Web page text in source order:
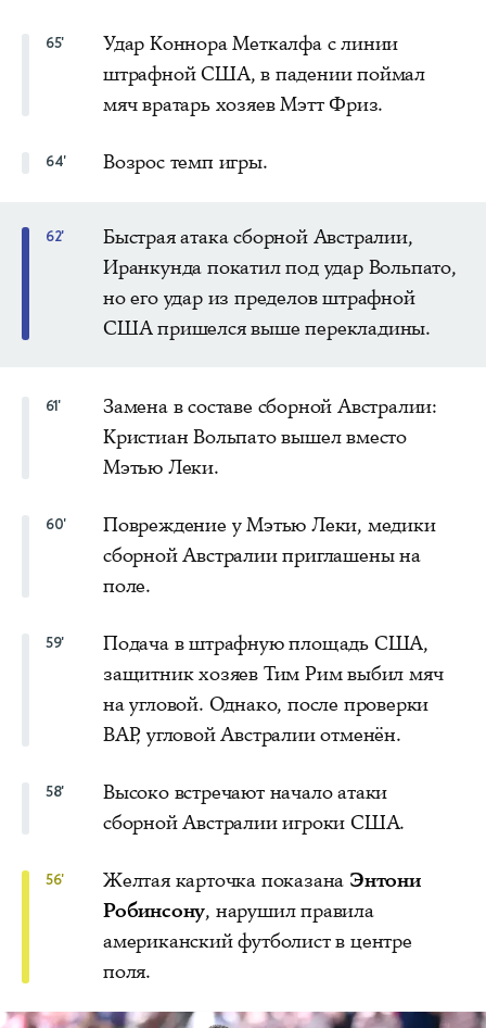
65'
Удар Коннора Меткалфа с линии
штрафной США, в падении поймал
мяч вратарь хозяев Мэтт Фриз.
64' Возрос темп игры.
62'
Быстрая атака сборной Австралии,
Иранкунда покатил под удар Вольпато,
но его удар из пределов штрафной
США пришелся выше перекладины.
61'
Замена в составе сборной Австралии:
Кристиан Вольпато вышел вместо
Мэтью Леки.
60'
Повреждение у Мэтью Леки, медики
сборной Австралии приглашены на
поле.
59'
Подача в штрафную площадь США,
защитник хозяев Тим Рим выбил мяч
на угловой. Однако, после проверки
ВАР, угловой Австралии отменён.
58'
Высоко встречают начало атаки
сборной Австралии игроки США.
56' Желтая карточка показана Энтони
Робинсону, нарушил правила
американский футболист в центре
поля.